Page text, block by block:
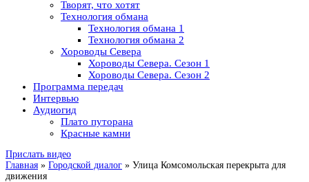
Творят, что хотят
Технология обмана
Технология обмана 1
Технология обмана 2
Хороводы Севера
Хороводы Севера. Сезон 1
Хороводы Севера. Сезон 2
Программа передач
Интервью
Аудиогид
Плато путорана
Красные камни
Прислать видео
Главная » Городской диалог » Улица Комсомольская перекрыта для
движения